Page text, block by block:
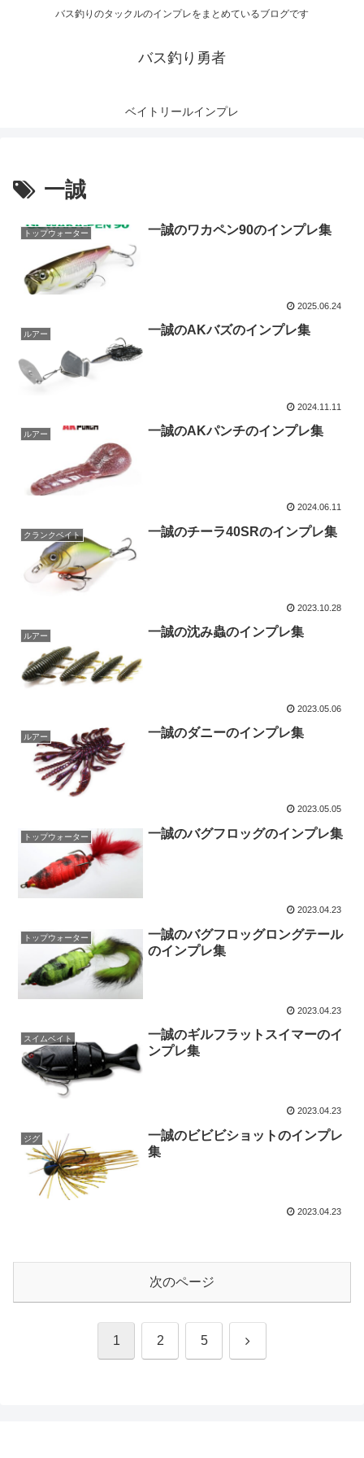
バス釣りのタックルのインプレをまとめているブログです
バス釣り勇者
ベイトリールインプレ
一誠
トップウォーター 一誠のワカペン90のインプレ集
2025.06.24
ルアー 一誠のAKバズのインプレ集
2024.11.11
ルアー 一誠のAKパンチのインプレ集
2024.06.11
クランクベイト 一誠のチーラ40SRのインプレ集
2023.10.28
ルアー 一誠の沈み蟲のインプレ集
2023.05.06
ルアー 一誠のダニーのインプレ集
2023.05.05
トップウォーター 一誠のバグフロッグのインプレ集
2023.04.23
トップウォーター
一誠のバグフロッグロングテール
のインプレ集
2023.04.23
スイムベイト
一誠のギルフラットスイマーのイ
ンプレ集
2023.04.23
ジグ
一誠のビビビショットのインプレ
集
2023.04.23
次のページ
1 2 5 次